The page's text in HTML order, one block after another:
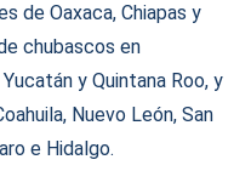
de Oaxaca, Chiapas y
chubascos en
y Quintana Roo, y
Nuevo León, San
e Hidalgo.